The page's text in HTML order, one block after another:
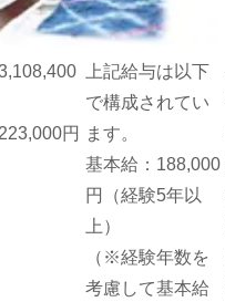
円
上記給与は以下
で構成されてい
ます。
基本給：188,000
円（経験5年以
上）
（※経験年数を
考慮して基本給